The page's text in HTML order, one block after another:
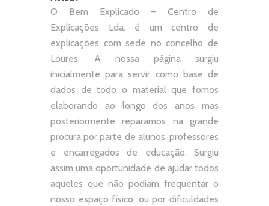
O Bem Explicado – Centro de
Explicações Lda. é um centro de
explicações com sede no concelho de
Loures. A nossa página surgiu
inicialmente para servir como base de
dados de todo o material que fomos
elaborando ao longo dos anos mas
posteriormente reparamos na grande
procura por parte de alunos, professores
e encarregados de educação. Surgiu
assim uma oportunidade de ajudar todos
aqueles que não podiam frequentar o
nosso espaço físico, ou por dificuldades